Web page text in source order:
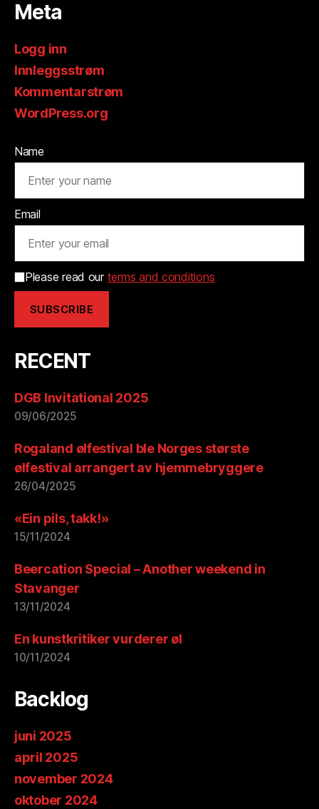
Meta
Logg inn
Innleggsstrøm
Kommentarstrøm
WordPress.org
Name
Email
Please read our terms and conditions
RECENT
DGB Invitational 2025
09/06/2025
Rogaland ølfestival ble Norges største
ølfestival arrangert av hjemmebryggere
26/04/2025
«Ein pils, takk!»
15/11/2024
Beercation Special – Another weekend in
Stavanger
13/11/2024
En kunstkritiker vurderer øl
10/11/2024
Backlog
juni 2025
april 2025
november 2024
oktober 2024